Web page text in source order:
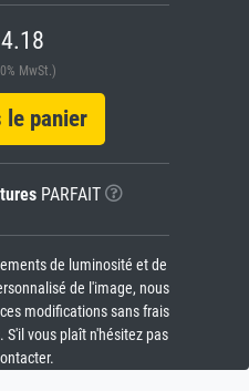
MwSt.)
panier
PARFAIT
de luminosité et de
de l'image, nous
modifications sans frais
vous plaît n'hésitez pas